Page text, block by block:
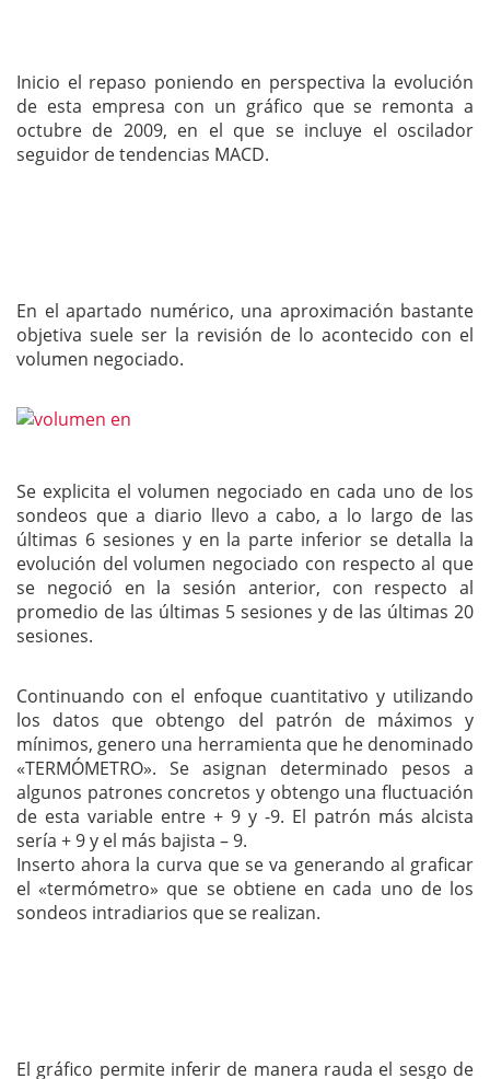
Inicio el repaso poniendo en perspectiva la evolución
de esta empresa con un gráfico que se remonta a
octubre de 2009, en el que se incluye el oscilador
seguidor de tendencias MACD.
En el apartado numérico, una aproximación bastante
objetiva suele ser la revisión de lo acontecido con el
volumen negociado.
Se explicita el volumen negociado en cada uno de los
sondeos que a diario llevo a cabo, a lo largo de las
últimas 6 sesiones y en la parte inferior se detalla la
evolución del volumen negociado con respecto al que
se negoció en la sesión anterior, con respecto al
promedio de las últimas 5 sesiones y de las últimas 20
sesiones.
Continuando con el enfoque cuantitativo y utilizando
los datos que obtengo del patrón de máximos y
mínimos, genero una herramienta que he denominado
«TERMÓMETRO». Se asignan determinado pesos a
algunos patrones concretos y obtengo una fluctuación
de esta variable entre + 9 y -9. El patrón más alcista
sería + 9 y el más bajista – 9.
Inserto ahora la curva que se va generando al graficar
el «termómetro» que se obtiene en cada uno de los
sondeos intradiarios que se realizan.
El gráfico permite inferir de manera rauda el sesgo de